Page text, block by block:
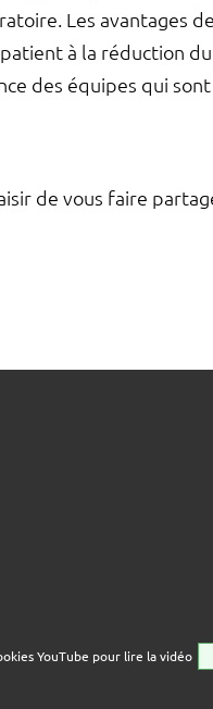
Les avantages
à la réduction
des équipes qui
de vous faire
YouTube pour lire la vidéo